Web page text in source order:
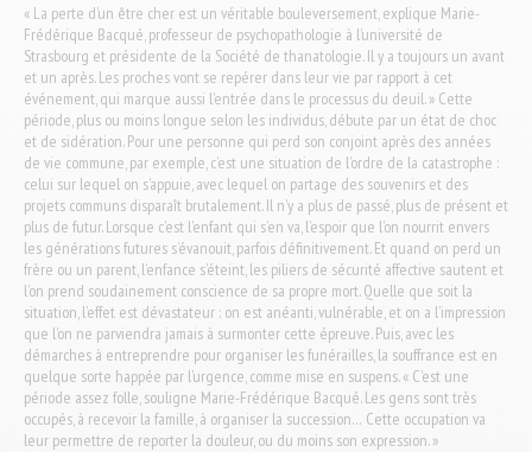
« La perte d’un être cher est un véritable bouleversement, explique Marie-
Frédérique Bacqué, professeur de psychopathologie à l’université de
Strasbourg et présidente de la Société de thanatologie. Il y a toujours un avant
et un après. Les proches vont se repérer dans leur vie par rapport à cet
événement, qui marque aussi l’entrée dans le processus du deuil. » Cette
période, plus ou moins longue selon les individus, débute par un état de choc
et de sidération. Pour une personne qui perd son conjoint après des années
de vie commune, par exemple, c’est une situation de l’ordre de la catastrophe :
celui sur lequel on s’appuie, avec lequel on partage des souvenirs et des
projets communs disparaît brutalement. Il n’y a plus de passé, plus de présent et
plus de futur. Lorsque c’est l’enfant qui s’en va, l’espoir que l’on nourrit envers
les générations futures s’évanouit, parfois définitivement. Et quand on perd un
frère ou un parent, l’enfance s’éteint, les piliers de sécurité affective sautent et
l’on prend soudainement conscience de sa propre mort. Quelle que soit la
situation, l’effet est dévastateur : on est anéanti, vulnérable, et on a l’impression
que l’on ne parviendra jamais à surmonter cette épreuve. Puis, avec les
démarches à entreprendre pour organiser les funérailles, la souffrance est en
quelque sorte happée par l’urgence, comme mise en suspens. « C’est une
période assez folle, souligne Marie-Frédérique Bacqué. Les gens sont très
occupés, à recevoir la famille, à organiser la succession… Cette occupation va
leur permettre de reporter la douleur, ou du moins son expression. »